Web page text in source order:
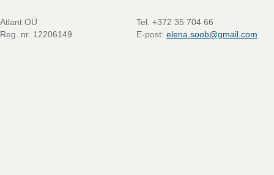
Atlant OÜ
Reg. nr. 12206149
Tel. +372 35 704 66
E-post: elena.soob@gmail.com